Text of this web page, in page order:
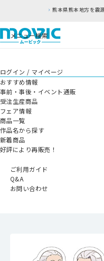
熊本県熊本地方を震源とする地震
メニュー検索
ログイン / マイページ
おすすめ情報
事前・事後・イベント通販
受注生産商品
フェア情報
商品一覧
作品名から探す
新着商品
好評により再販売！
ご利用ガイド
Q&A
お問い合わせ